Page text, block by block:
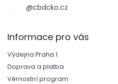
@cbdcko.cz
Informace pro vás
Výdejna Praha 1
Doprava a platba
Věrnostní program